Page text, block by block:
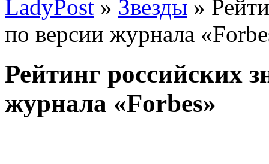
LadyPost » Звезды »
по версии журнала
Рейтинг российских
журнала «Forbes»